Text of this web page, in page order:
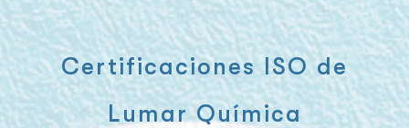
Certificaciones ISO de
Lumar Química